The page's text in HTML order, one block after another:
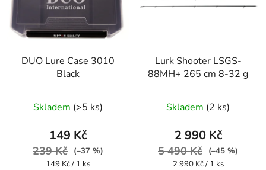
DUO Lure Case 3010
Black
Skladem (>5 ks)
149 Kč
239 Kč
(–37 %)
Měrná
149 Kč / 1 ks
Lurk Shooter LSGS-
88MH+ 265 cm 8-32 g
Skladem (2 ks)
2 990 Kč
5 490 Kč
(–45 %)
Měrná
2 990 Kč / 1 ks